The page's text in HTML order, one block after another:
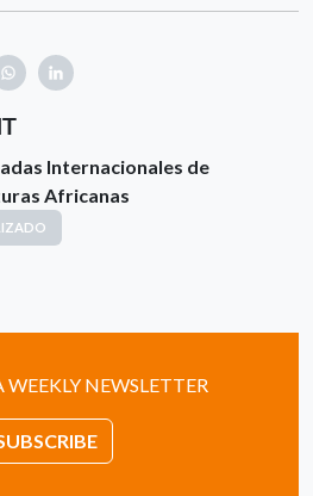
Internacionales de
Africanas
WEEKLY NEWSLETTER